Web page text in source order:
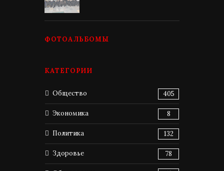
ФОТОАЛЬБОМЫ
КАТЕГОРИИ
Общество 405
Экономика 8
Политика 132
Здоровье 78